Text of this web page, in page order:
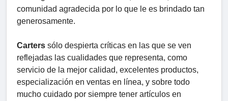
comunidad agradecida por lo que le es brindado tan
generosamente.
Carters sólo despierta críticas en las que se ven
reflejadas las cualidades que representa, como
servicio de la mejor calidad, excelentes productos,
especialización en ventas en línea, y sobre todo
mucho cuidado por siempre tener artículos en